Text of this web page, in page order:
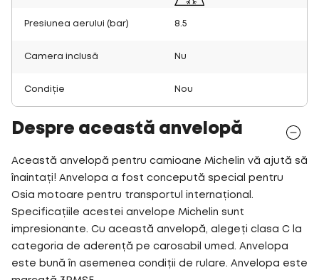
Presiunea aerului (bar) 8.5
Camera inclusă Nu
Condiție Nou
Despre această anvelopă
Această anvelopă pentru camioane Michelin vă ajută să
înaintați! Anvelopa a fost concepută special pentru
Osia motoare pentru transportul internațional.
Specificațiile acestei anvelope Michelin sunt
impresionante. Cu această anvelopă, alegeți clasa C la
categoria de aderență pe carosabil umed. Anvelopa
este bună în asemenea condiții de rulare. Anvelopa este